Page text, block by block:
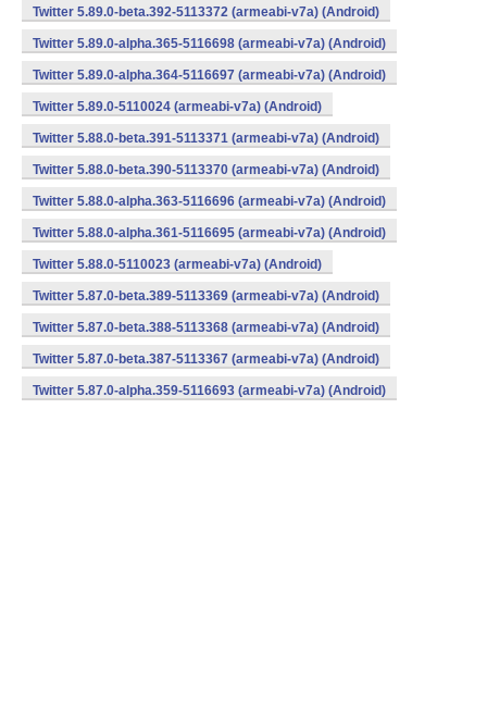
Twitter 5.89.0-beta.392-5113372 (armeabi-v7a) (Android)
Twitter 5.89.0-alpha.365-5116698 (armeabi-v7a) (Android)
Twitter 5.89.0-alpha.364-5116697 (armeabi-v7a) (Android)
Twitter 5.89.0-5110024 (armeabi-v7a) (Android)
Twitter 5.88.0-beta.391-5113371 (armeabi-v7a) (Android)
Twitter 5.88.0-beta.390-5113370 (armeabi-v7a) (Android)
Twitter 5.88.0-alpha.363-5116696 (armeabi-v7a) (Android)
Twitter 5.88.0-alpha.361-5116695 (armeabi-v7a) (Android)
Twitter 5.88.0-5110023 (armeabi-v7a) (Android)
Twitter 5.87.0-beta.389-5113369 (armeabi-v7a) (Android)
Twitter 5.87.0-beta.388-5113368 (armeabi-v7a) (Android)
Twitter 5.87.0-beta.387-5113367 (armeabi-v7a) (Android)
Twitter 5.87.0-alpha.359-5116693 (armeabi-v7a) (Android)